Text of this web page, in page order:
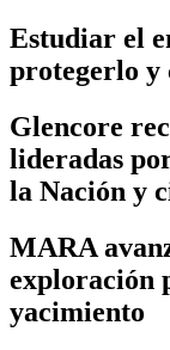
Estudiar el
protegerlo y
Glencore
lideradas
la Nación y
MARA
exploración
yacimiento